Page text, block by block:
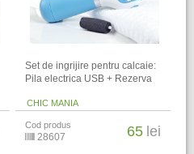
Set de ingrijire pentru calcaie:
Pila electrica USB + Rezerva
CHIC MANIA
Cod produs
28607 65 lei